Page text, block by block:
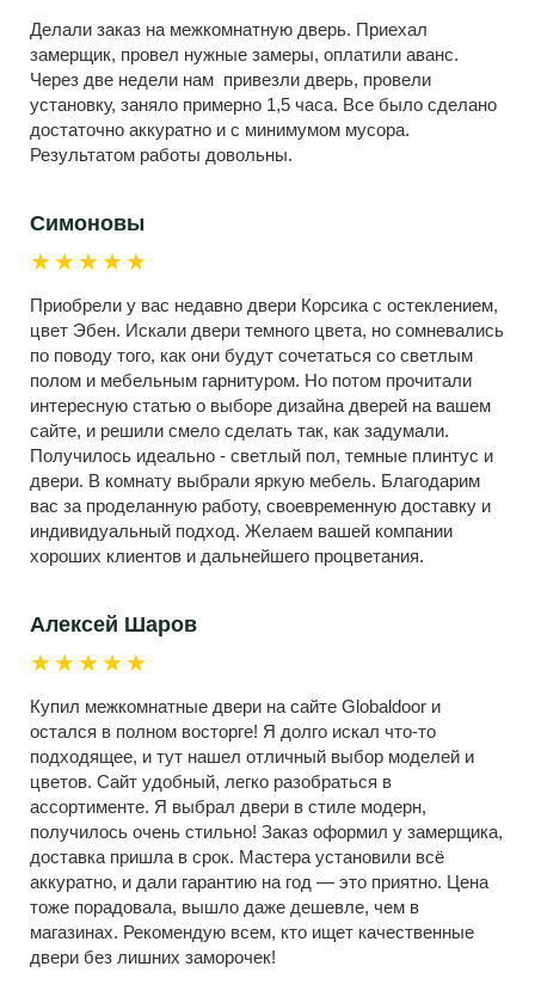
Делали заказ на межкомнатную дверь. Приехал
замерщик, провел нужные замеры, оплатили аванс.
Через две недели нам привезли дверь, провели
установку, заняло примерно 1,5 часа. Все было сделано
достаточно аккуратно и с минимумом мусора.
Результатом работы довольны.
Симоновы
★★★★★
Приобрели у вас недавно двери Корсика с остеклением,
цвет Эбен. Искали двери темного цвета, но сомневались
по поводу того, как они будут сочетаться со светлым
полом и мебельным гарнитуром. Но потом прочитали
интересную статью о выборе дизайна дверей на вашем
сайте, и решили смело сделать так, как задумали.
Получилось идеально - светлый пол, темные плинтус и
двери. В комнату выбрали яркую мебель. Благодарим
вас за проделанную работу, своевременную доставку и
индивидуальный подход. Желаем вашей компании
хороших клиентов и дальнейшего процветания.
Алексей Шаров
★★★★★
Купил межкомнатные двери на сайте Globaldoor и
остался в полном восторге! Я долго искал что-то
подходящее, и тут нашел отличный выбор моделей и
цветов. Сайт удобный, легко разобраться в
ассортименте. Я выбрал двери в стиле модерн,
получилось очень стильно! Заказ оформил у замерщика,
доставка пришла в срок. Мастера установили всё
аккуратно, и дали гарантию на год — это приятно. Цена
тоже порадовала, вышло даже дешевле, чем в
магазинах. Рекомендую всем, кто ищет качественные
двери без лишних заморочек!